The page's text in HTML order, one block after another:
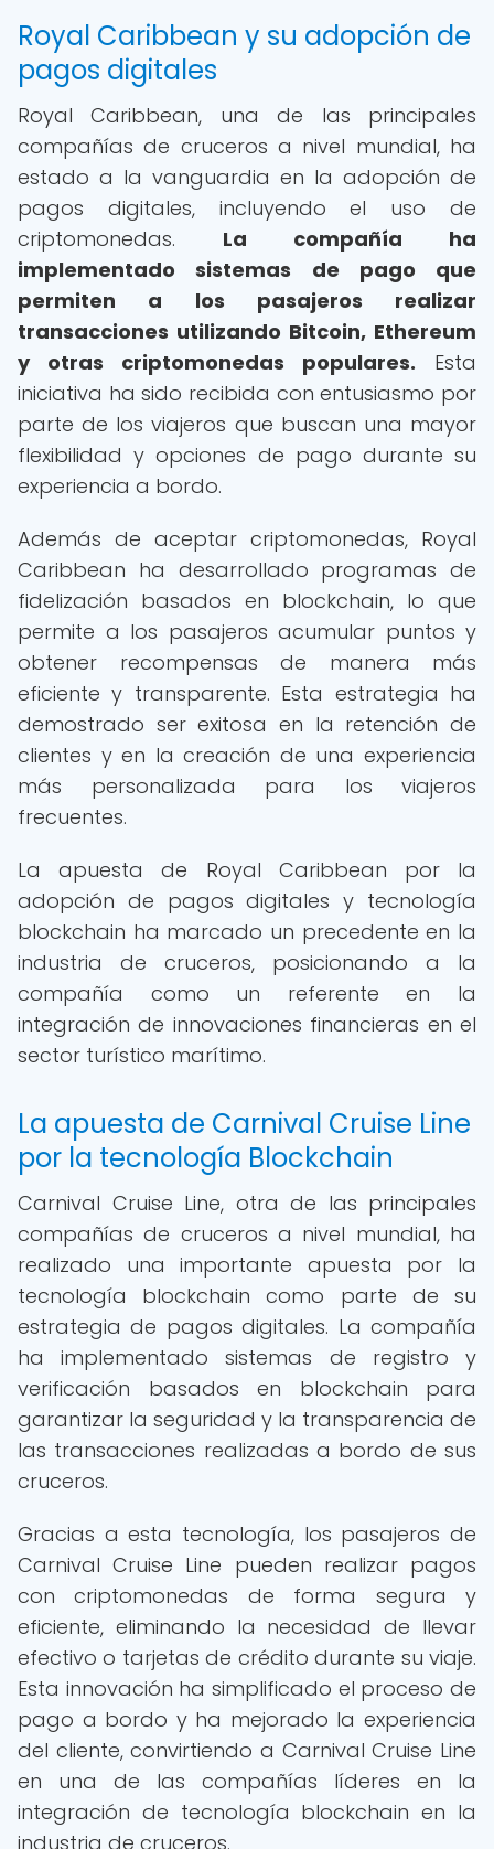
Royal Caribbean y su adopción de
pagos digitales
Royal Caribbean, una de las principales
compañías de cruceros a nivel mundial, ha
estado a la vanguardia en la adopción de
pagos digitales, incluyendo el uso de
criptomonedas. La compañía ha
implementado sistemas de pago que
permiten a los pasajeros realizar
transacciones utilizando Bitcoin, Ethereum
y otras criptomonedas populares. Esta
iniciativa ha sido recibida con entusiasmo por
parte de los viajeros que buscan una mayor
flexibilidad y opciones de pago durante su
experiencia a bordo.
Además de aceptar criptomonedas, Royal
Caribbean ha desarrollado programas de
fidelización basados en blockchain, lo que
permite a los pasajeros acumular puntos y
obtener recompensas de manera más
eficiente y transparente. Esta estrategia ha
demostrado ser exitosa en la retención de
clientes y en la creación de una experiencia
más personalizada para los viajeros
frecuentes.
La apuesta de Royal Caribbean por la
adopción de pagos digitales y tecnología
blockchain ha marcado un precedente en la
industria de cruceros, posicionando a la
compañía como un referente en la
integración de innovaciones financieras en el
sector turístico marítimo.
La apuesta de Carnival Cruise Line
por la tecnología Blockchain
Carnival Cruise Line, otra de las principales
compañías de cruceros a nivel mundial, ha
realizado una importante apuesta por la
tecnología blockchain como parte de su
estrategia de pagos digitales. La compañía
ha implementado sistemas de registro y
verificación basados en blockchain para
garantizar la seguridad y la transparencia de
las transacciones realizadas a bordo de sus
cruceros.
Gracias a esta tecnología, los pasajeros de
Carnival Cruise Line pueden realizar pagos
con criptomonedas de forma segura y
eficiente, eliminando la necesidad de llevar
efectivo o tarjetas de crédito durante su viaje.
Esta innovación ha simplificado el proceso de
pago a bordo y ha mejorado la experiencia
del cliente, convirtiendo a Carnival Cruise Line
en una de las compañías líderes en la
integración de tecnología blockchain en la
industria de cruceros.